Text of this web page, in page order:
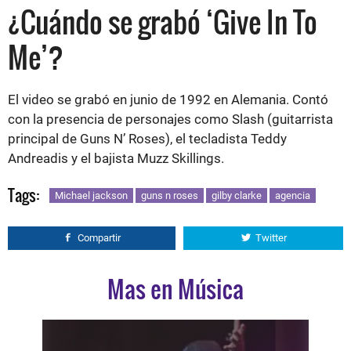
¿Cuándo se grabó ‘Give In To
Me’?
El video se grabó en junio de 1992 en Alemania. Contó
con la presencia de personajes como Slash (guitarrista
principal de Guns N’ Roses), el tecladista Teddy
Andreadis y el bajista Muzz Skillings.
Tags: Michael jackson guns n roses gilby clarke agencia
Compartir Twitter
Mas en Música